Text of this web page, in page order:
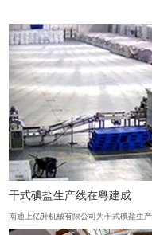
干式碘盐生产线在粤建成
南通上亿升机械有限公司为干式碘盐生